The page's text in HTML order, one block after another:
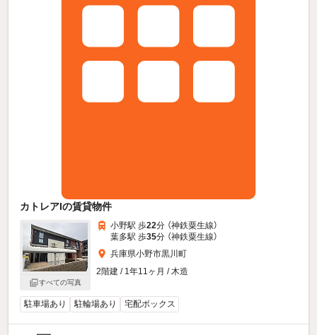
カトレアIの賃貸物件
すべての写真
小野駅 歩22分 （神鉄粟生線）
葉多駅 歩35分 （神鉄粟生線）
兵庫県小野市黒川町
2階建 / 1年11ヶ月 / 木造
駐車場あり 駐輪場あり 宅配ボックス